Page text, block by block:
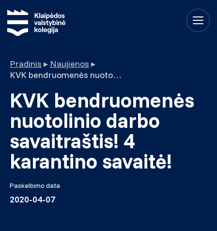
Pradinis ▸ Naujienos ▸
KVK bendruomenės nuotolinio darbo savaitraštis! 4 karantino savaitė!
KVK bendruomenės
nuotolinio darbo
savaitraštis! 4
karantino savaitė!
Paskelbimo data
2020-04-07